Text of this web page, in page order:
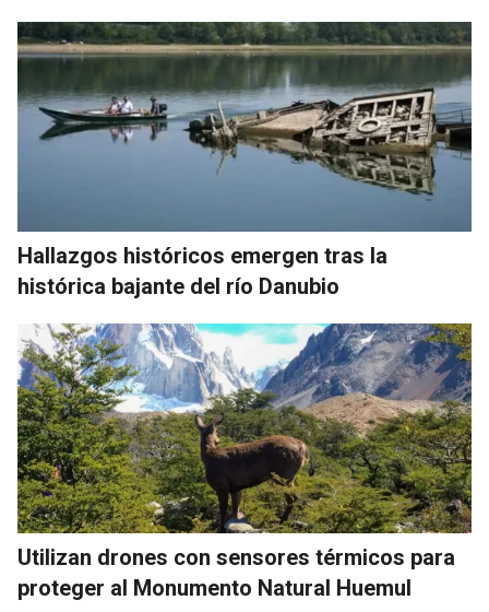
Hallazgos históricos emergen tras la
histórica bajante del río Danubio
Utilizan drones con sensores térmicos para
proteger al Monumento Natural Huemul